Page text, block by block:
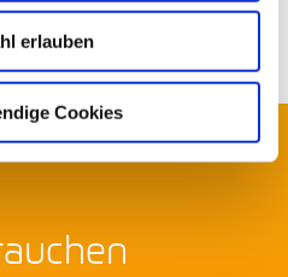
erlauben
Cookies